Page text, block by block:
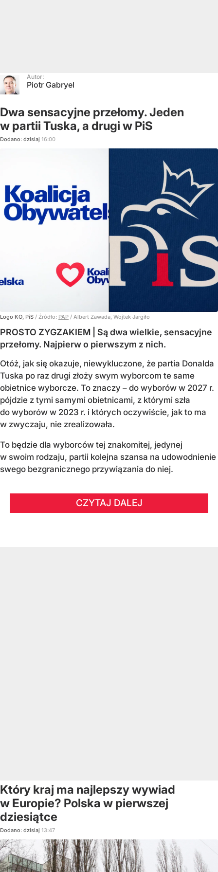
Autor:
Piotr Gabryel
Dwa sensacyjne przełomy. Jeden
w partii Tuska, a drugi w PiS
Dodano: dzisiaj 16:00
Logo KO, PiS / Źródło: PAP / Albert Zawada, Wojtek Jargiło
PROSTO ZYGZAKIEM | Są dwa wielkie, sensacyjne
przełomy. Najpierw o pierwszym z nich.
Otóż, jak się okazuje, niewykluczone, że partia Donalda
Tuska po raz drugi złoży swym wyborcom te same
obietnice wyborcze. To znaczy – do wyborów w 2027 r.
pójdzie z tymi samymi obietnicami, z którymi szła
do wyborów w 2023 r. i których oczywiście, jak to ma
w zwyczaju, nie zrealizowała.
To będzie dla wyborców tej znakomitej, jedynej
w swoim rodzaju, partii kolejna szansa na udowodnienie
swego bezgranicznego przywiązania do niej.
CZYTAJ DALEJ
Który kraj ma najlepszy wywiad
w Europie? Polska w pierwszej
dziesiątce
Dodano: dzisiaj 13:47